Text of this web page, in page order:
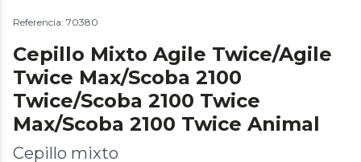
Referencia: 70380
Cepillo Mixto Agile Twice/Agile
Twice Max/Scoba 2100
Twice/Scoba 2100 Twice
Max/Scoba 2100 Twice Animal
Cepillo mixto